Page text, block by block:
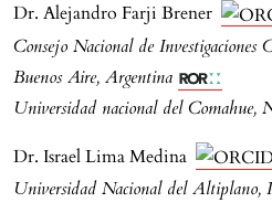
Dr. Alejandro Farji Brener
Consejo Nacional de Investigaciones
Buenos Aire, Argentina
Universidad nacional del Comahue,
Dr. Israel Lima Medina
Universidad Nacional del Altiplano,